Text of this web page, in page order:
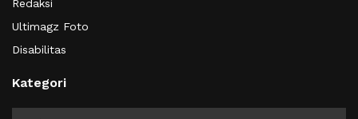
Redaksi
Ultimagz Foto
Disabilitas
Kategori